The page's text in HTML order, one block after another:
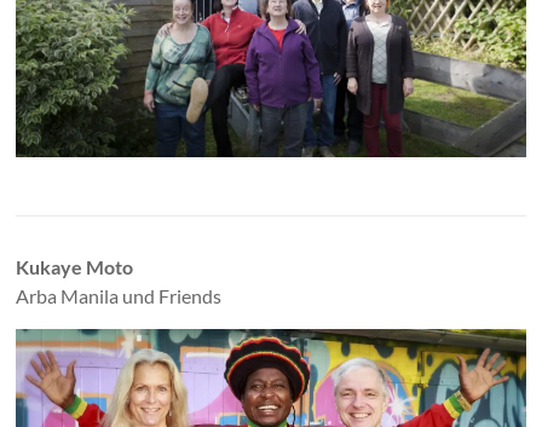
Kukaye Moto
Arba Manila und Friends